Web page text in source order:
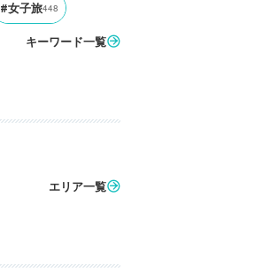
#女子旅448
キーワード一覧
エリア一覧